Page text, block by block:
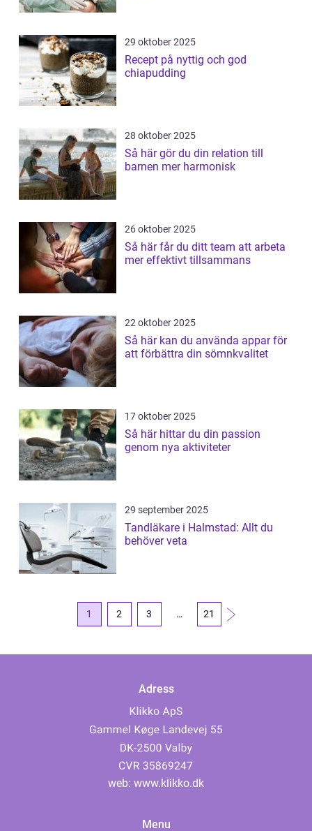
29 oktober 2025
Recept på nyttig och god
chiapudding
28 oktober 2025
Så här gör du din relation till
barnen mer harmonisk
26 oktober 2025
Så här får du ditt team att arbeta
mer effektivt tillsammans
22 oktober 2025
Så här kan du använda appar för
att förbättra din sömnkvalitet
17 oktober 2025
Så här hittar du din passion
genom nya aktiviteter
29 september 2025
Tandläkare i Halmstad: Allt du
behöver veta
1 2 3 … 21
Adress
web: www.klikko.dk
Menu